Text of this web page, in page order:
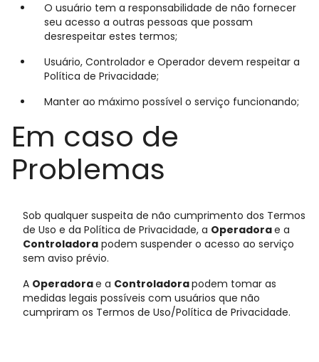
O usuário tem a responsabilidade de não fornecer
seu acesso a outras pessoas que possam
desrespeitar estes termos;
Usuário, Controlador e Operador devem respeitar a
Política de Privacidade;
Manter ao máximo possível o serviço funcionando;
Em caso de
Problemas
Sob qualquer suspeita de não cumprimento dos Termos
de Uso e da Política de Privacidade, a Operadorae a
Controladora podem suspender o acesso ao serviço
sem aviso prévio.
A Operadorae a Controladorapodem tomar as
medidas legais possíveis com usuários que não
cumpriram os Termos de Uso/Política de Privacidade.